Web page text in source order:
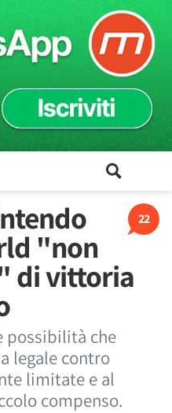
22
"non
di vittoria
possibilità che
legale contro
limitate e al
compenso.